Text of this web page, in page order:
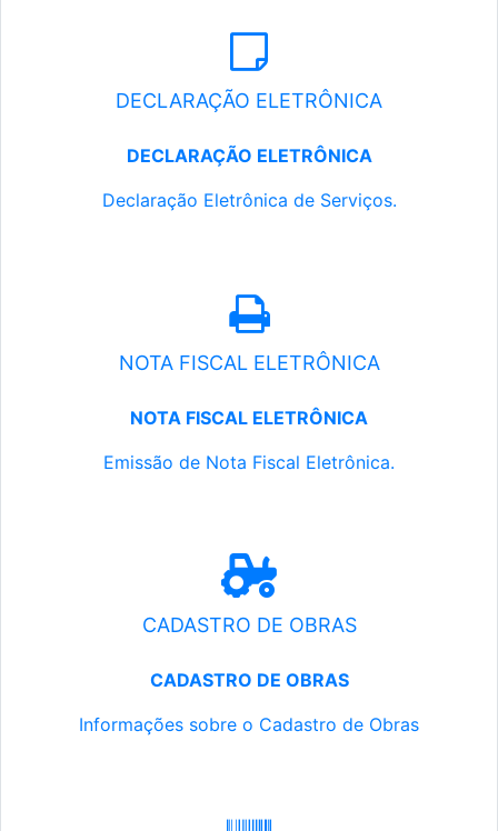
DECLARAÇÃO ELETRÔNICA
DECLARAÇÃO ELETRÔNICA
Declaração Eletrônica de Serviços.
NOTA FISCAL ELETRÔNICA
NOTA FISCAL ELETRÔNICA
Emissão de Nota Fiscal Eletrônica.
CADASTRO DE OBRAS
CADASTRO DE OBRAS
Informações sobre o Cadastro de Obras